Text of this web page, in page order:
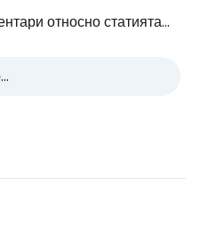
относно статията...